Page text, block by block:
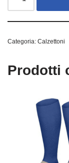
Categoria: Calzettoni
Prodotti